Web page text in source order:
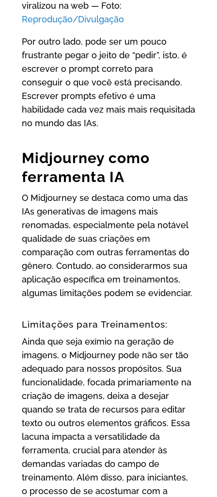
viralizou na web — Foto:
Reprodução/Divulgação
Por outro lado, pode ser um pouco
frustrante pegar o jeito de “pedir”, isto, é
escrever o prompt correto para
conseguir o que você está precisando.
Escrever prompts efetivo é uma
habilidade cada vez mais mais requisitada
no mundo das IAs.
Midjourney como
ferramenta IA
O Midjourney se destaca como uma das
IAs generativas de imagens mais
renomadas, especialmente pela notável
qualidade de suas criações em
comparação com outras ferramentas do
gênero. Contudo, ao considerarmos sua
aplicação específica em treinamentos,
algumas limitações podem se evidenciar.
Limitações para Treinamentos:
Ainda que seja exímio na geração de
imagens, o Midjourney pode não ser tão
adequado para nossos propósitos. Sua
funcionalidade, focada primariamente na
criação de imagens, deixa a desejar
quando se trata de recursos para editar
texto ou outros elementos gráficos. Essa
lacuna impacta a versatilidade da
ferramenta, crucial para atender às
demandas variadas do campo de
treinamento. Além disso, para iniciantes,
o processo de se acostumar com a